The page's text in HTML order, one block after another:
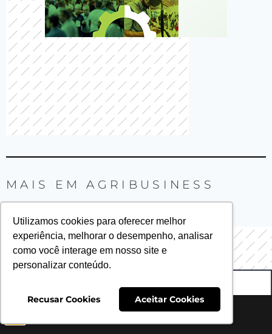
Utilizamos cookies para oferecer melhor
experiência, melhorar o desempenho, analisar
como você interage em nosso site e
personalizar conteúdo.
Recusar Cookies Aceitar Cookies
MAIS EMAGRIBUSINESS